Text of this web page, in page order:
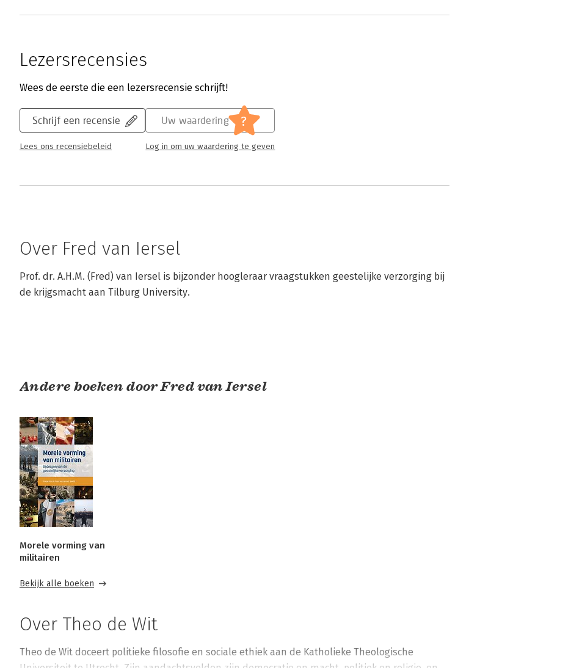
Lezersrecensies
Wees de eerste die een lezersrecensie schrijft!
Schrijf een recensie
Lees ons recensiebeleid
Uw waardering ?
Log in om uw waardering te geven
Over Fred van Iersel
Prof. dr. A.H.M. (Fred) van Iersel is bijzonder hoogleraar vraagstukken geestelijke verzorging bij
de krijgsmacht aan Tilburg University.
Andere boeken door Fred van Iersel
Morele vorming van
militairen
Bekijk alle boeken
Over Theo de Wit
Theo de Wit doceert politieke filosofie en sociale ethiek aan de Katholieke Theologische